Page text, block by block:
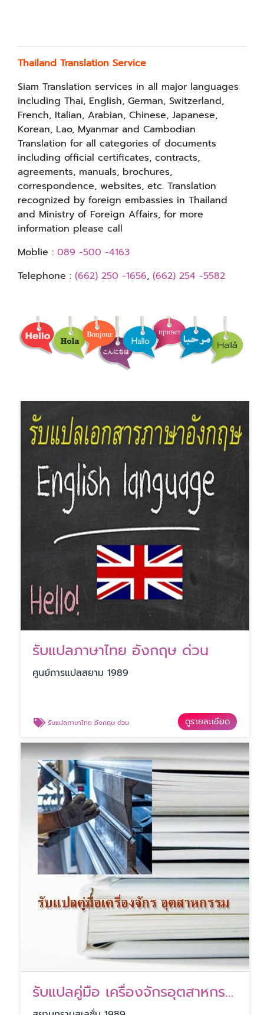
Thailand Translation Service
Siam Translation services in all major languages
including Thai, English, German, Switzerland,
French, Italian, Arabian, Chinese, Japanese,
Korean, Lao, Myanmar and Cambodian
Translation for all categories of documents
including official certificates, contracts,
agreements, manuals, brochures,
correspondence, websites, etc. Translation
recognized by foreign embassies in Thailand
and Ministry of Foreign Affairs, for more
information please call
Moblie : 089 -500 -4163
Telephone : (662) 250 -1656, (662) 254 -5582
รับแปลภาษาไทย อังกฤษ ด่วน
ศูนย์การแปลสยาม 1989
รับแปลภาษาไทย อังกฤษ ด่วน ดูรายละเอียด
รับแปลคู่มือ เครื่องจักรอุตสาหกรรม